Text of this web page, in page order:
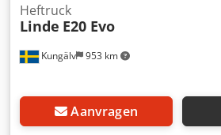
Kungälv 953 km
Heftruck
Linde E20 Evo
Aanvragen